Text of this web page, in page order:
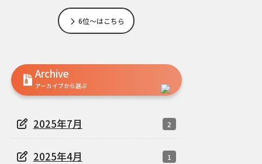
6位～はこちら
Archive
アーカイブから選ぶ
2025年7月 2
2025年4月 1